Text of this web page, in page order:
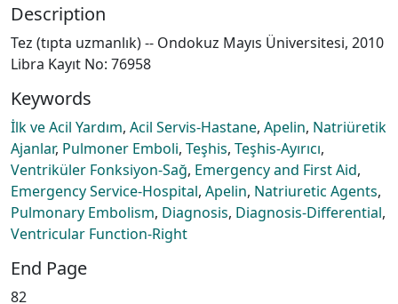
Description
Tez (tıpta uzmanlık) -- Ondokuz Mayıs Üniversitesi, 2010
Libra Kayıt No: 76958
Keywords
İlk ve Acil Yardım, Acil Servis-Hastane, Apelin, Natriüretik
Ajanlar, Pulmoner Emboli, Teşhis, Teşhis-Ayırıcı,
Ventriküler Fonksiyon-Sağ, Emergency and First Aid,
Emergency Service-Hospital, Apelin, Natriuretic Agents,
Pulmonary Embolism, Diagnosis, Diagnosis-Differential,
Ventricular Function-Right
End Page
82